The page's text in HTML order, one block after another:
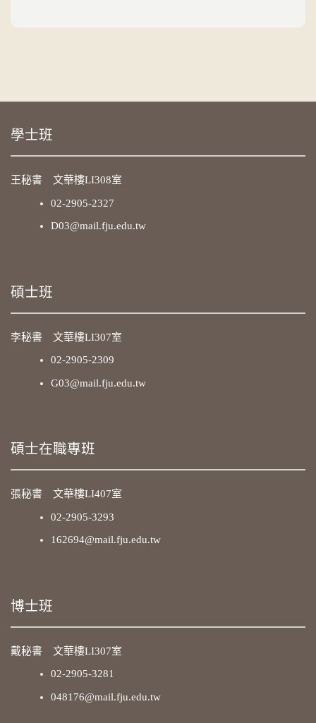
學士班
王秘書 文華樓LI308室
02-2905-2327
D03@mail.fju.edu.tw
碩士班
李秘書 文華樓LI307室
02-2905-2309
G03@mail.fju.edu.tw
碩士在職專班
張秘書 文華樓LI407室
02-2905-3293
162694@mail.fju.edu.tw
博士班
戴秘書 文華樓LI307室
02-2905-3281
048176@mail.fju.edu.tw